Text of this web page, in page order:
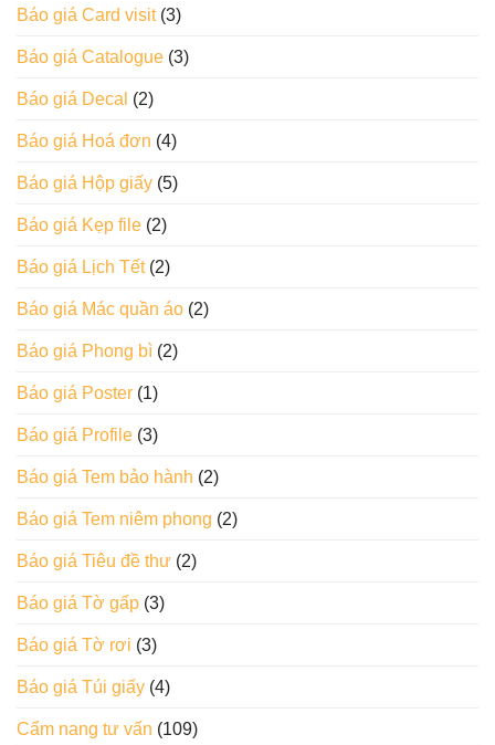
Báo giá Card visit(3)
Báo giá Catalogue (3)
Báo giá Decal (2)
Báo giá Hoá đơn (4)
Báo giá Hộp giấy (5)
Báo giá Kẹp file (2)
Báo giá Lịch Tết(2)
Báo giá Mác quần áo (2)
Báo giá Phong bì (2)
Báo giá Poster (1)
Báo giá Profile (3)
Báo giá Tem bảo hành (2)
Báo giá Tem niêm phong (2)
Báo giá Tiêu đề thư (2)
Báo giá Tờ gấp (3)
Báo giá Tờ rơi (3)
Báo giá Túi giấy (4)
Cẩm nang tư vấn (109)